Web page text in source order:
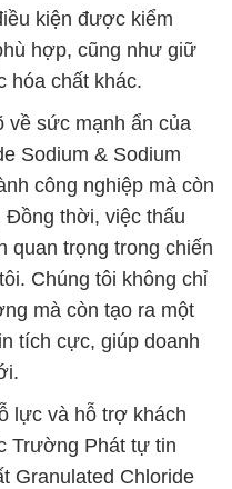
kiện được kiểm
hợp, cũng như giữ
hóa chất khác.
về sức mạnh ẩn của
Sodium & Sodium
công nghiệp mà còn
Đồng thời, việc thấu
quan trọng trong chiến
Chúng tôi không chỉ
mà còn tạo ra một
tích cực, giúp doanh
lực và hỗ trợ khách
Trường Phát tự tin
Granulated Chloride